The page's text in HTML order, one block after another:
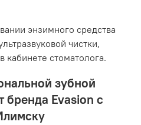
энзимного средства
чистки,
кабинете стоматолога.
зубной
бренда Evasion с